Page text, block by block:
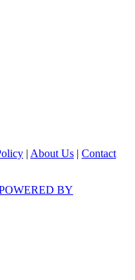
| About Us | Contact
BY